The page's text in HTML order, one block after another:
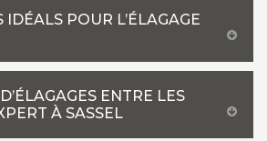
POUR L’ÉLAGAGE
ENTRE LES
À SASSEL